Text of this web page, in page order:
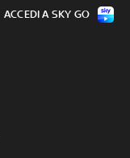
ACCEDI A SKY GO